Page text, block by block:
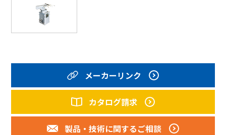
メーカーリンク
カタログ請求
製品・技術に関するご相談